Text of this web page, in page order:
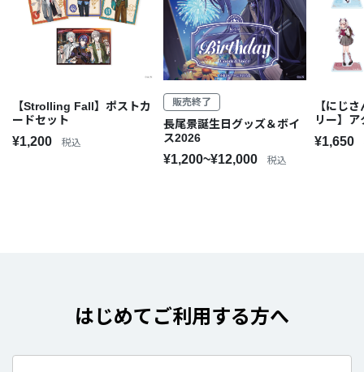
【Strolling Fall】ポストカ
ードセット
¥1,200 税込
販売終了
長尾景誕生日グッズ＆ボイ
ス2026
¥1,200~¥12,000 税込
【にじ
リー】
¥1,650
はじめてご利用する方へ